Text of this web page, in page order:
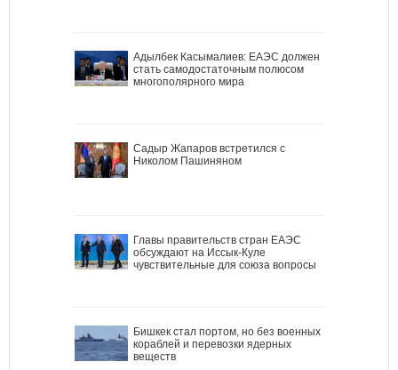
Адылбек Касымалиев: ЕАЭС должен
стать самодостаточным полюсом
многополярного мира
Садыр Жапаров встретился с
Николом Пашиняном
Главы правительств стран ЕАЭС
обсуждают на Иссык-Куле
чувствительные для союза вопросы
Бишкек стал портом, но без военных
кораблей и перевозки ядерных
веществ